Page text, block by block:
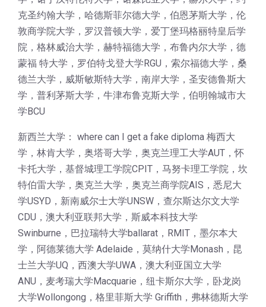
克圣约翰大学，哈德斯菲尔德大学，伯恩茅斯大学，伦
敦商学院大学，罗汉普顿大学，爱丁堡玛格丽特皇后学
院，格林威治大学，赫特福德大学，布鲁内尔大学，德
蒙福 特大学，罗伯特戈登大学RGU，索尔福德大学，桑
德兰大学，威斯敏斯特大学，南岸大学，圣安德鲁斯大
学，普利茅斯大学，牛津布鲁克斯大学，伯明翰城市大
学BCU
新西兰大学： where can I get a fake diploma 梅西大
学，林肯大学，奥塔哥大学，奥克兰理工大学AUT，怀
卡托大学，基督城理工学院CPIT，马努卡理工学院，坎
特伯雷大学，奥克兰大学，奥克兰商学院AIS，悉尼大
学USYD，新南威尔士大学UNSW，查尔斯达尔文大学
CDU，澳大利亚联邦大学，斯威本科技大学
Swinburne，巴拉瑞特大学ballarat，RMIT，墨尔本大
学，阿德莱德大学 Adelaide，莫纳什大学Monash，昆
士兰大学UQ，西澳大学UWA，澳大利亚国立大学
ANU，麦考瑞大学Macquarie，纽卡斯尔大学，卧龙岗
大学Wollongong，格里菲斯大学 Griffith，弗林德斯大学